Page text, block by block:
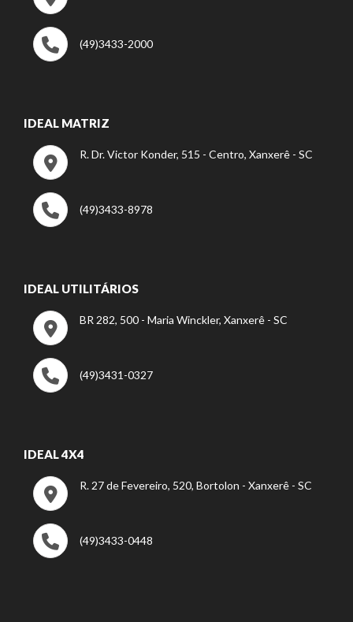
(49)3433-2000
IDEAL MATRIZ
R. Dr. Victor Konder, 515 - Centro, Xanxerê - SC
(49)3433-8978
IDEAL UTILITÁRIOS
BR 282, 500 - Maria Winckler, Xanxerê - SC
(49)3431-0327
IDEAL 4X4
R. 27 de Fevereiro, 520, Bortolon - Xanxerê - SC
(49)3433-0448